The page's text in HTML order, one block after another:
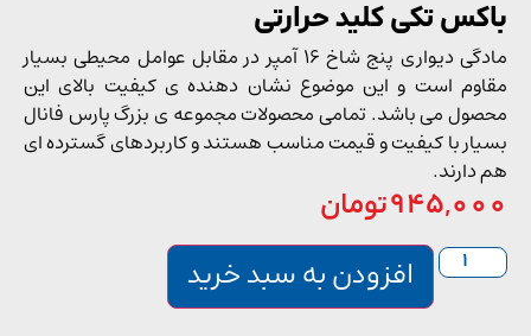
تکی کلید حرارتی
مادگی دیواری پنج شاخ 16 آمپر در مقابل عوامل محیطی بسیار
است و این موضوع نشان دهنده ی کیفیت بالای این
می باشد. تمامی محصولات مجموعه ی بزرگ پارس فانال
با کیفیت و قیمت مناسب هستند و کاربردهای گسترده ای
تومان
افزودن به سبد خرید